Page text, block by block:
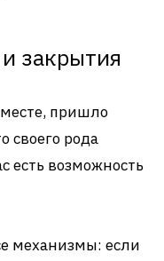
закрытия
пришло
своего рода
есть возможность
механизмы: если